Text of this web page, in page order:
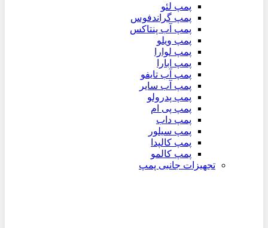
پمپ لئو
پمپ گراندفوس
پمپ آب پنتاکس
پمپ ویلو
پمپ لوارا
پمپ ابارا
پمپ آب تایفو
پمپ آب سایر
پمپ پدرولو
پمپ پی ام
پمپ داب
پمپ سیلور
پمپ کالپدا
پمپ کالمو
تجهیزات جانبی پمپ